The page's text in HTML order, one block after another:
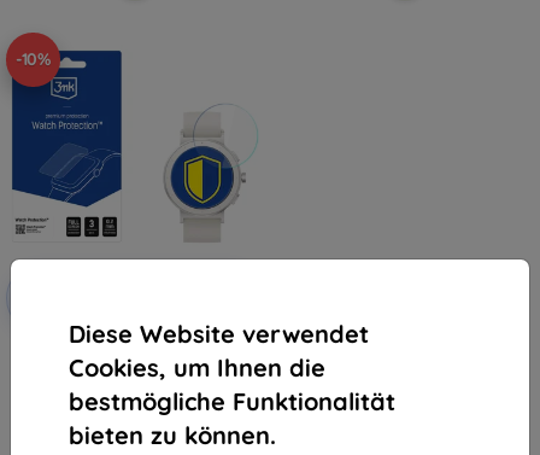
Diese Website verwendet
Cookies, um Ihnen die
bestmögliche Funktionalität
bieten zu können.
-10%
3mk Watch Protection
FlexibleGlass Hybridglas für
Realme Watch S5
10,90 €
9,81 €